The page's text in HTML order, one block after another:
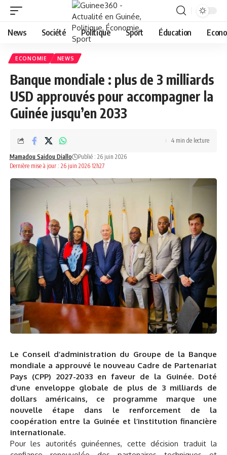
News Société Politique Sport Éducation
ECONOMIE NEWS
Banque mondiale : plus de 3 milliards
USD approuvés pour accompagner la
Guinée jusqu’en 2033
Dernière mise à jour : 26 juin 2026 12h27
Mamadou Saidou Diallo Publié : 26 juin 2026
4 min de lecture
Le Conseil d’administration du Groupe de la Banque
mondiale a approuvé le nouveau Cadre de Partenariat
Pays (CPP) 2027-2033 en faveur de la Guinée. Doté
d’une enveloppe globale de plus de 3 milliards de
dollars américains, ce programme marque une
nouvelle étape dans le renforcement de la
coopération entre la Guinée et l’institution financière
internationale.
Pour les autorités guinéennes, cette décision traduit la